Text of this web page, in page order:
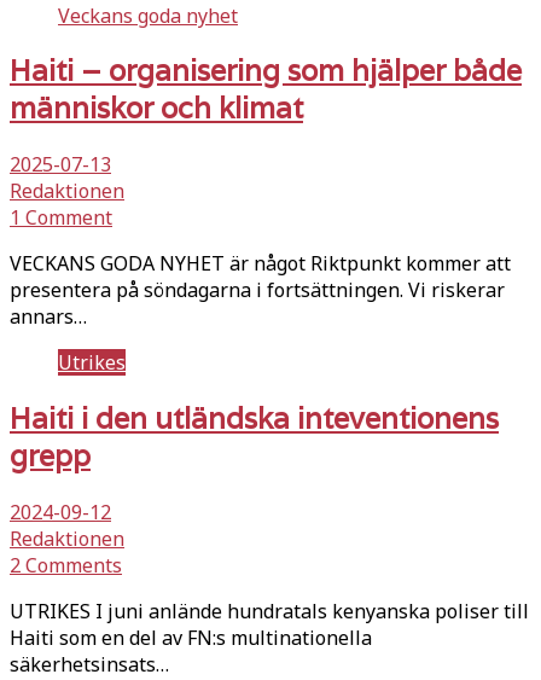
Veckans goda nyhet
Haiti – organisering som hjälper både
människor och klimat
2025-07-13
Redaktionen
1 Comment
VECKANS GODA NYHET är något Riktpunkt kommer att
presentera på söndagarna i fortsättningen. Vi riskerar
annars…
Utrikes
Haiti i den utländska inteventionens
grepp
2024-09-12
Redaktionen
2 Comments
UTRIKES I juni anlände hundratals kenyanska poliser till
Haiti som en del av FN:s multinationella
säkerhetsinsats…